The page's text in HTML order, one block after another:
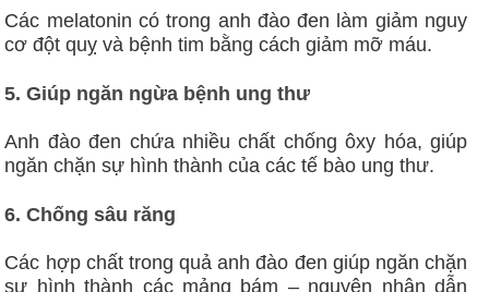
Các melatonin có trong anh đào đen làm giảm nguy
cơ đột quỵ và bệnh tim bằng cách giảm mỡ máu.
5. Giúp ngăn ngừa bệnh ung thư
Anh đào đen chứa nhiều chất chống ôxy hóa, giúp
ngăn chặn sự hình thành của các tế bào ung thư.
6. Chống sâu răng
Các hợp chất trong quả anh đào đen giúp ngăn chặn
sự hình thành các mảng bám – nguyên nhân dẫn